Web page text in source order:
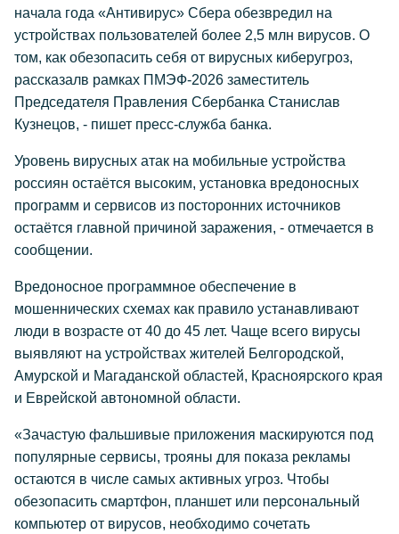
начала года «Антивирус» Сбера обезвредил на
устройствах пользователей более 2,5 млн вирусов. О
том, как обезопасить себя от вирусных киберугроз,
рассказалв рамках ПМЭФ-2026 заместитель
Председателя Правления Сбербанка Станислав
Кузнецов, - пишет пресс-служба банка.
Уровень вирусных атак на мобильные устройства
россиян остаётся высоким, установка вредоносных
программ и сервисов из посторонних источников
остаётся главной причиной заражения, - отмечается в
сообщении.
Вредоносное программное обеспечение в
мошеннических схемах как правило устанавливают
люди в возрасте от 40 до 45 лет. Чаще всего вирусы
выявляют на устройствах жителей Белгородской,
Амурской и Магаданской областей, Красноярского края
и Еврейской автономной области.
«Зачастую фальшивые приложения маскируются под
популярные сервисы, трояны для показа рекламы
остаются в числе самых активных угроз. Чтобы
обезопасить смартфон, планшет или персональный
компьютер от вирусов, необходимо сочетать